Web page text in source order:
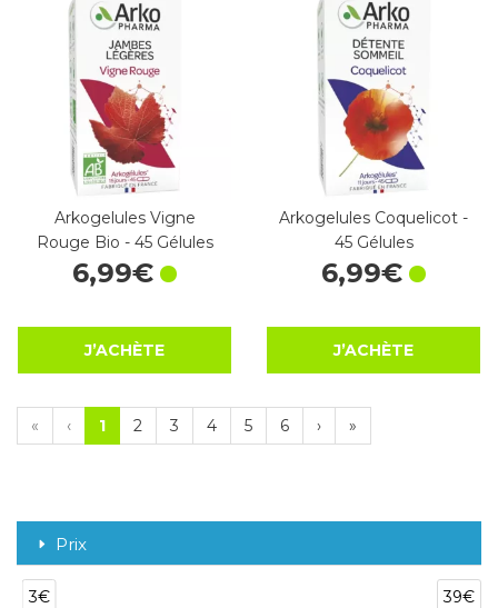
Arkogelules Vigne
Rouge Bio - 45 Gélules
6,99€
J’ACHÈTE
Arkogelules Coquelicot -
45 Gélules
6,99€
J’ACHÈTE
« ‹ 1 2 3 4 5 6 › »
Prix
3€ 39€